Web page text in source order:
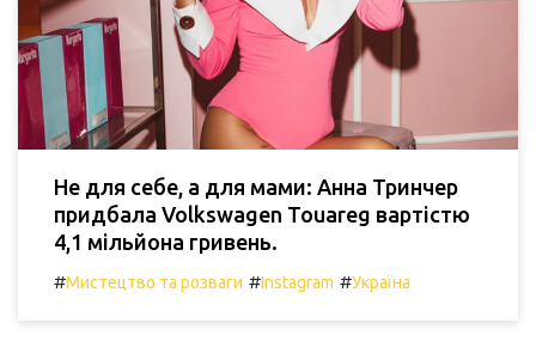
Не для себе, а для мами: Анна Тринчер
придбала Volkswagen Touareg вартістю
4,1 мільйона гривень.
#Мистецтво та розваги #Instagram #Україна